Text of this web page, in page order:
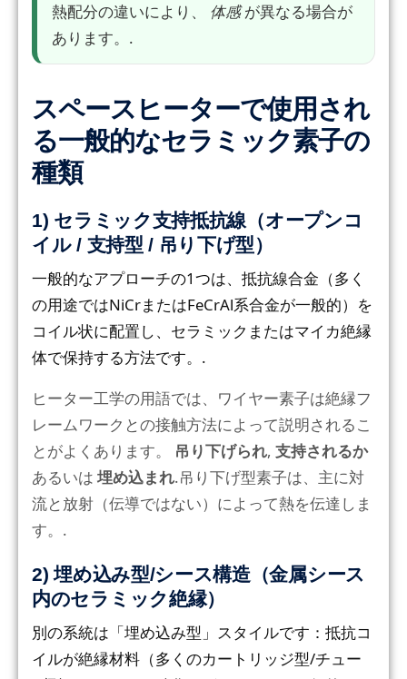
熱配分の違いにより、 体感が異なる場合が
あります。.
スペースヒーターで使用され
る一般的なセラミック素子の
種類
1) セラミック支持抵抗線（オープンコ
イル / 支持型 / 吊り下げ型）
一般的なアプローチの1つは、抵抗線合金（多く
の用途ではNiCrまたはFeCrAl系合金が一般的）を
コイル状に配置し、セラミックまたはマイカ絶縁
体で保持する方法です。.
ヒーター工学の用語では、ワイヤー素子は絶縁フ
レームワークとの接触方法によって説明されるこ
とがよくあります。 吊り下げられ, 支持されるか
あるいは 埋め込まれ.吊り下げ型素子は、主に対
流と放射（伝導ではない）によって熱を伝達しま
す。.
2) 埋め込み型/シース構造（金属シース
内のセラミック絶縁）
別の系統は「埋め込み型」スタイルです：抵抗コ
イルが絶縁材料（多くのカートリッジ型/チュー